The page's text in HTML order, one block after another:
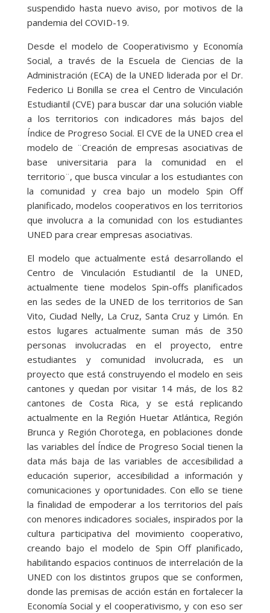
suspendido hasta nuevo aviso, por motivos de la
pandemia del COVID-19.
Desde el modelo de Cooperativismo y Economía
Social, a través de la Escuela de Ciencias de la
Administración (ECA) de la UNED liderada por el Dr.
Federico Li Bonilla se crea el Centro de Vinculación
Estudiantil (CVE) para buscar dar una solución viable
a los territorios con indicadores más bajos del
Índice de Progreso Social. El CVE de la UNED crea el
modelo de ¨Creación de empresas asociativas de
base universitaria para la comunidad en el
territorio¨, que busca vincular a los estudiantes con
la comunidad y crea bajo un modelo Spin Off
planificado, modelos cooperativos en los territorios
que involucra a la comunidad con los estudiantes
UNED para crear empresas asociativas.
El modelo que actualmente está desarrollando el
Centro de Vinculación Estudiantil de la UNED,
actualmente tiene modelos Spin-offs planificados
en las sedes de la UNED de los territorios de San
Vito, Ciudad Nelly, La Cruz, Santa Cruz y Limón. En
estos lugares actualmente suman más de 350
personas involucradas en el proyecto, entre
estudiantes y comunidad involucrada, es un
proyecto que está construyendo el modelo en seis
cantones y quedan por visitar 14 más, de los 82
cantones de Costa Rica, y se está replicando
actualmente en la Región Huetar Atlántica, Región
Brunca y Región Chorotega, en poblaciones donde
las variables del Índice de Progreso Social tienen la
data más baja de las variables de accesibilidad a
educación superior, accesibilidad a información y
comunicaciones y oportunidades. Con ello se tiene
la finalidad de empoderar a los territorios del país
con menores indicadores sociales, inspirados por la
cultura participativa del movimiento cooperativo,
creando bajo el modelo de Spin Off planificado,
habilitando espacios continuos de interrelación de la
UNED con los distintos grupos que se conformen,
donde las premisas de acción están en fortalecer la
Economía Social y el cooperativismo, y con eso ser